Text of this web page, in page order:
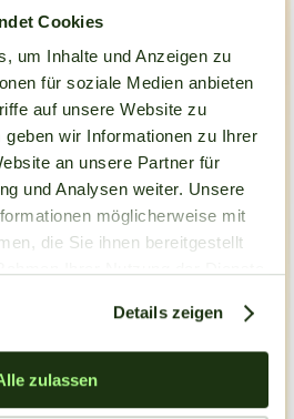
Cookies
um Inhalte und Anzeigen zu
für soziale Medien anbieten
auf unsere Website zu
wir Informationen zu Ihrer
an unsere Partner für
und Analysen weiter. Unsere
möglicherweise mit
die Sie ihnen bereitgestellt
Details zeigen
zulassen